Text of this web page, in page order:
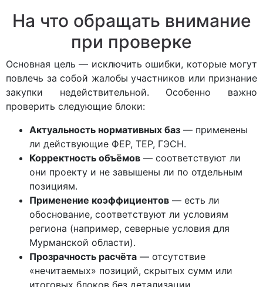
На что обращать внимание
при проверке
Основная цель — исключить ошибки, которые могут
повлечь за собой жалобы участников или признание
закупки недействительной. Особенно важно
проверить следующие блоки:
Актуальность нормативных баз — применены
ли действующие ФЕР, ТЕР, ГЭСН.
Корректность объёмов — соответствуют ли
они проекту и не завышены ли по отдельным
позициям.
Применение коэффициентов — есть ли
обоснование, соответствуют ли условиям
региона (например, северные условия для
Мурманской области).
Прозрачность расчёта — отсутствие
«нечитаемых» позиций, скрытых сумм или
итоговых блоков без детализации.